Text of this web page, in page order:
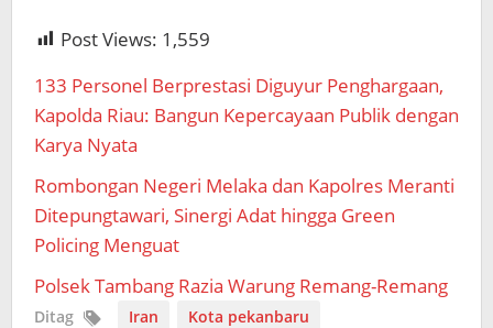
Post Views: 1,559
133 Personel Berprestasi Diguyur Penghargaan,
Kapolda Riau: Bangun Kepercayaan Publik dengan
Karya Nyata
Rombongan Negeri Melaka dan Kapolres Meranti
Ditepungtawari, Sinergi Adat hingga Green
Policing Menguat
Polsek Tambang Razia Warung Remang-Remang
Ditag Iran
Kota pekanbaru